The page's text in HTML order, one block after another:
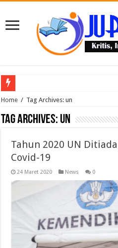
Puluhan Guru Berkumpul di TPN XIII
Home / Tag Archives: un
Tag Archives: un
Tahun 2020 UN
Covid-19
24 Maret 2020 News 0